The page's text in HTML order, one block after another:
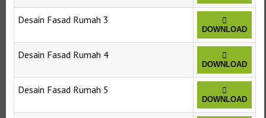
Desain Fasad Rumah 3
DOWNLOAD
Desain Fasad Rumah 4
DOWNLOAD
Desain Fasad Rumah 5
DOWNLOAD